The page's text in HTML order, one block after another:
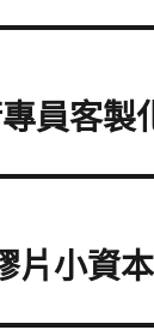
員客製
小資